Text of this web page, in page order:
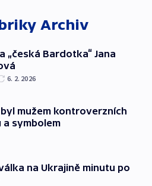
Archiv
„česká Bardotka“ Jana
6. 2. 2026
byl mužem kontroverzních
symbolem
na Ukrajině minutu po